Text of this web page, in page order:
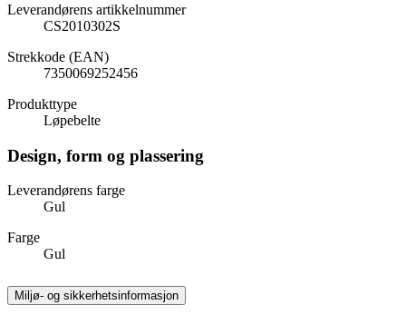
Leverandørens artikkelnummer
CS2010302S
Strekkode (EAN)
7350069252456
Produkttype
Løpebelte
Design, form og plassering
Leverandørens farge
Gul
Farge
Gul
Miljø- og sikkerhetsinformasjon